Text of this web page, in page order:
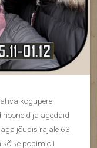
kogupere
ja ägedaid
jõudis rajale 63
popim oli